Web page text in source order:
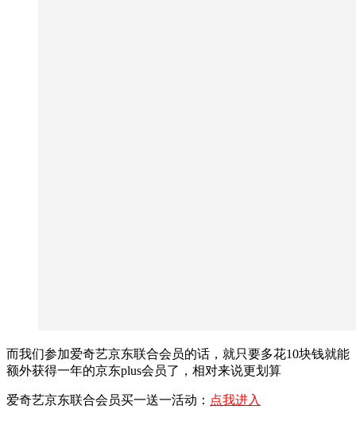
而我们参加爱奇艺京东联合会员的话，就只要多花10块钱就能
额外获得一年的京东plus会员了，相对来说更划算
爱奇艺京东联合会员买一送一活动： 点我进入